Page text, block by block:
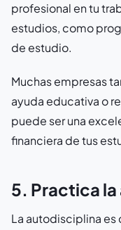
profesional en tu
estudios, como
de estudio.
Muchas empresas
ayuda educativa o
puede ser una
financiera de tus
5. Practica
La autodisciplina es